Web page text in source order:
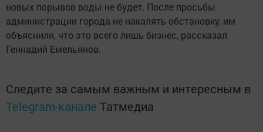
новых порывов воды не будет. После просьбы
администрации города не накалять обстановку, им
объяснили, что это всего лишь бизнес, рассказал
Геннадий Емельянов.
Следите за самым важным и интересным в
Telegram-канале Татмедиа